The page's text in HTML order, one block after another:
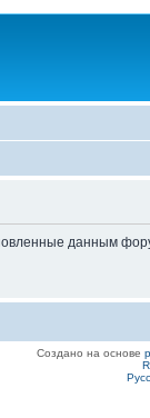
данным
Создано на основе